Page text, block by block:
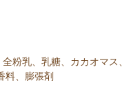
粉乳、乳糖、カカオマ
料、膨張剤